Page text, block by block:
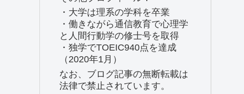
・大学は理系の学科を卒業
・働きながら通信教育で心理学
と人間行動学の修士号を取得
・独学でTOEIC940点を達成
（2020年1月）
なお、ブログ記事の無断転載は
法律で禁止されています。